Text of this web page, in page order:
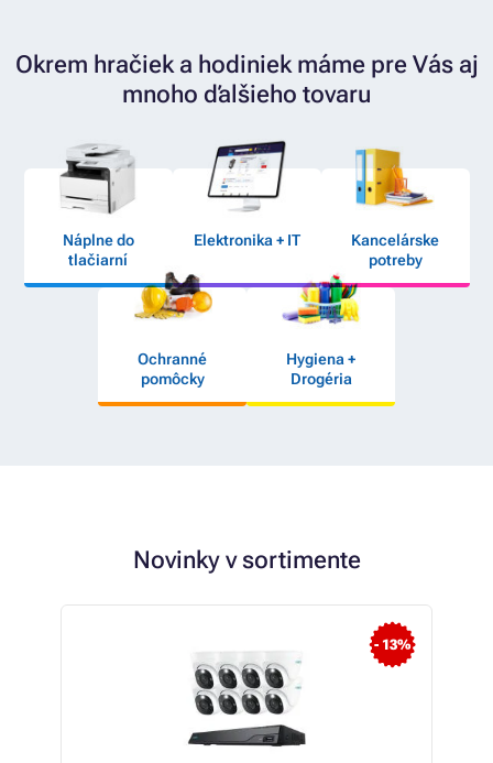
Okrem hračiek a hodiniek máme pre Vás aj
mnoho ďalšieho tovaru
Náplne do
tlačiarní
Elektronika + IT
Kancelárske
potreby
Ochranné
pomôcky
Hygiena +
Drogéria
Novinky v sortimente
- 13%